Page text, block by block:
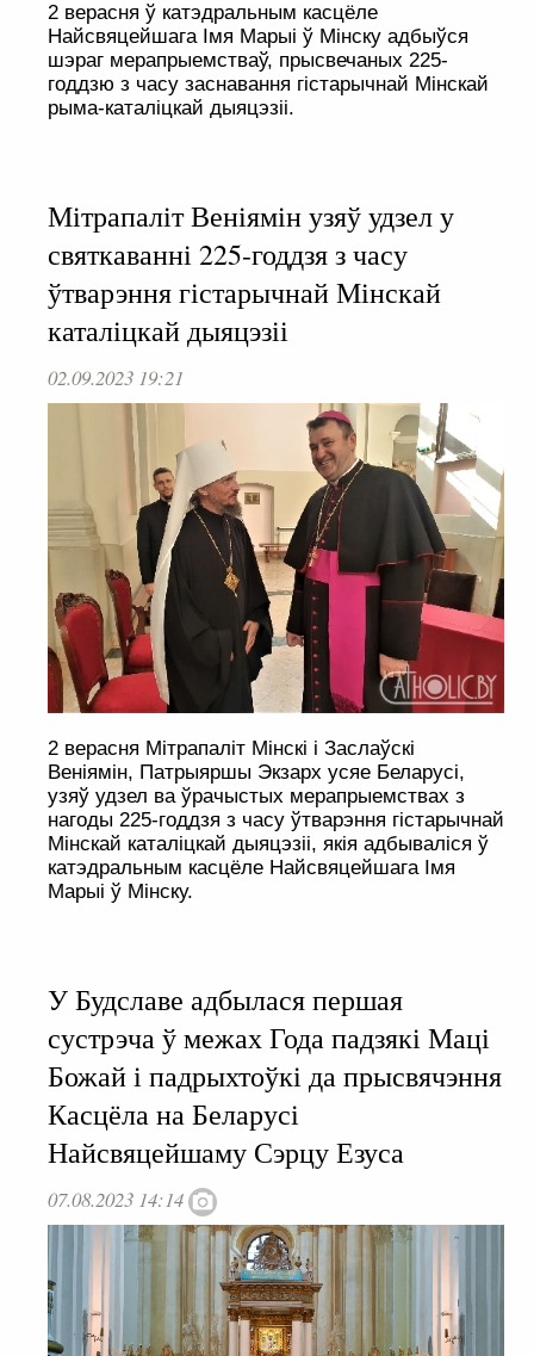
2 верасня ў катэдральным касцёле
Найсвяцейшага Імя Марыі ў Мінску адбыўся
шэраг мерапрыемстваў, прысвечаных 225-
годдзю з часу заснавання гістарычнай Мінскай
рыма-каталіцкай дыяцэзіі.
Мітрапаліт Веніямін узяў удзел у
святкаванні 225-годдзя з часу
ўтварэння гістарычнай Мінскай
каталіцкай дыяцэзіі
02.09.2023 19:21
2 верасня Мітрапаліт Мінскі і Заслаўскі
Веніямін, Патрыяршы Экзарх усяе Беларусі,
узяў удзел ва ўрачыстых мерапрыемствах з
нагоды 225-годдзя з часу ўтварэння гістарычнай
Мінскай каталіцкай дыяцэзіі, якія адбываліся ў
катэдральным касцёле Найсвяцейшага Імя
Марыі ў Мінску.
У Будславе адбылася першая
сустрэча ў межах Года падзякі Маці
Божай і падрыхтоўкі да прысвячэння
Касцёла на Беларусі
Найсвяцейшаму Сэрцу Езуса
07.08.2023 14:14